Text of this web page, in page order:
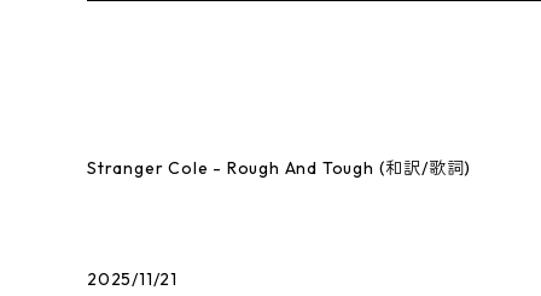
Stranger Cole - Rough And Tough (和訳/歌詞)
2025/11/21